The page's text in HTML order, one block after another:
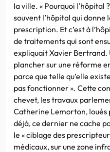
la ville. « Pourquoi l’hôpital
souvent l’hôpital qui donne
prescription. Et c’est à
de traitements qui sont
expliquait Xavier Bertrand.
plancher sur une réforme
parce que telle qu’elle
pas fonctionner ». Cette
chevet, les travaux
Catherine Lemorton, loués
déjà, ce dernier ne cache
le « ciblage des
médicaux, sur une zone